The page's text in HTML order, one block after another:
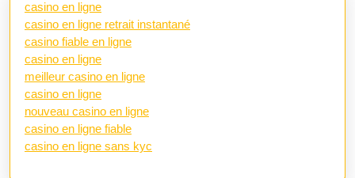
casino en ligne
casino en ligne retrait instantané
casino fiable en ligne
casino en ligne
meilleur casino en ligne
casino en ligne
nouveau casino en ligne
casino en ligne fiable
casino en ligne sans kyc